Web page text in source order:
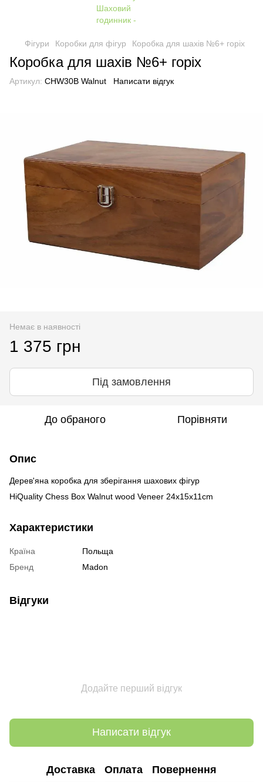
Фігури Коробки для фігур Коробка для шахів №6+ горіх
Коробка для шахів №6+ горіх
Артикул: CHW30B Walnut Написати відгук
Немає в наявності
1 375 грн
Під замовлення
До обраного Порівняти
Опис
Дерев'яна коробка для зберігання шахових фігур
HiQuality Chess Box Walnut wood Veneer 24x15x11cm
Характеристики
Країна
Польща
Бренд
Madon
Відгуки
Додайте перший відгук
Написати відгук
Доставка Оплата Повернення